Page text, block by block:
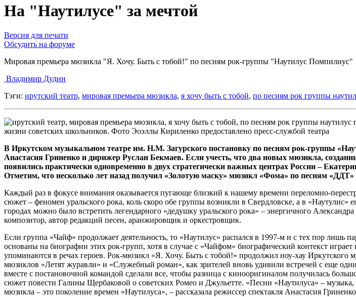
На "Наутилусе" за мечтой
Версия для печати
Обсудить на форуме
Мировая премьера мюзикла "Я. Хочу. Быть с тобой!" по песням рок-группы "Наутилус Помпилиус"
Владимир Дудин
Тэги: ирутский театр, мировая премьера мюзикла, я хочу быть с тобой, по песням рок группы
жизни советских школьников. Фото Эоэллы Кириленко предоставлено пресс-службой театра
В Иркутском музыкальном театре им. Н.М. Загурского постановку по песням рок-группы
Анастасия Гриненко и дирижер Руслан Бекмаев. Если учесть, что два новых мюзикла,
появились практически одновременно в двух стратегически важных центрах России –
Отметим, что несколько лет назад получил «Золотую маску» мюзикл «Фома» по песням «ДДТ»
Каждый раз в фокусе внимания оказывается пугающе близкий к нашему времени переломно-
сюжет – феномен уральского рока, коль скоро обе группы возникли в Свердловске, а в
городах можно было встретить легендарного «дедушку уральского рока» – энергичного
композитор, автор редакций песен, аранжировщик и оркестровщик.
Если группа «Чайф» продолжает деятельность, то «Наутилус» распался в 1997-м и с тех пор
основаны на биографии этих рок-групп, хотя в случае с «Чайфом» биографический контекст
упоминаются в речах героев. Рок-мюзикл «Я. Хочу. Быть с тобой!» продолжил ноу-хау Иркутского
мюзиклов «Летят журавли» и «Служебный роман», как зрителей вновь удивили встречей с еще
вместе с постановочной командой сделали все, чтобы разница с кинооригиналом получилась
сюжет повести Галины Щербаковой о советских Ромео и Джульетте. «Песни «Наутилуса» –
мюзикла – это поколение времен «Наутилуса», – рассказала режиссер спектакля Анастасия